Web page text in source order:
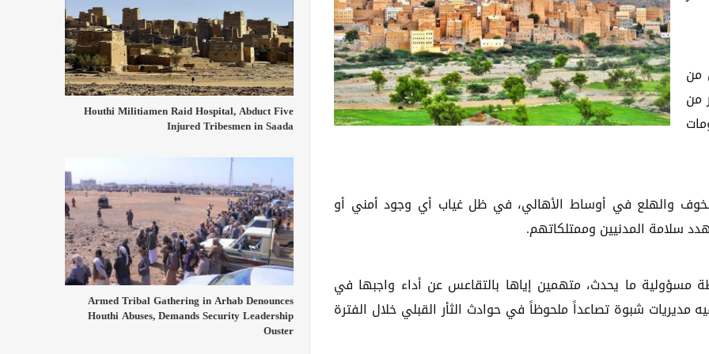
من
من
والهلع في أوساط الأهالي، في ظل غياب أي وجود أمني أو
سلامة المدنيين وممتلكاتهم.
مسؤولية ما يحدث، متهمين إياها بالتقاعس عن أداء واجبها في
مديريات شبوة تصاعداً ملحوظاً في حوادث الثأر القبلي خلال الفترة
Houthi Militiamen Raid Hospital, Abduct Five
Injured Tribesmen in Saada
Armed Tribal Gathering in Arhab Denounces
Houthi Abuses, Demands Security Leadership
Ouster